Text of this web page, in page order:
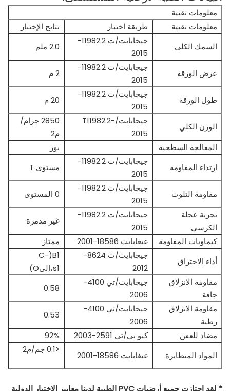
معلومات تقنية
معلومات تقنية
طريقة اختبار
نتائج الإختبار
السمك الكلي
جيجابايت/ت 11982.2-
2015
2.0 ملم
عرض الورقة
جيجابايت/ت 11982.2-
2015
2 م
طول الورقة
جيجابايت/ت 11982.2-
2015
20 م
الوزن الكلي
جيجابايت/T11982.2-
2015
2850 جرام/
م2
المعالجة السطحية
بور
ارتداء المقاومة
جيجابايت/ت 11982.2-
2015
مستوى T
مقاومة التلوث
جيجابايت/ت 11982.2-
2015
0 المستوى
تجربة عجلة
الكرسي
جيجابايت/ت 11982.2-
2015
غير مدمرة
كيماويات المقاومة
غيغابايت 18586-2001
ممتاز
أداء الاحتراق
جيجابايت/ت 8624-
2012
B1(C-
s1،إلىO)
مقاومة الانزلاق
جافة
جيجابايت/تي 4100-
2006
0.58
مقاومة الانزلاق
رطبة
جيجابايت/تي 4100-
2006
0.53
مضاد للعفن
كيو بي/تي 2591-2003
92%
المواد المتطايرة
غيغابايت 18586-2001
<0.1 جم/م2
* لقد اجتازت جميع أرضيات PVC الطبية لدينا معايير الاختبار الدولية